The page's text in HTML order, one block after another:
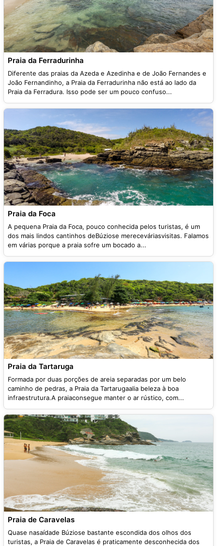
Praia da Ferradurinha
Diferente das praias da Azeda e Azedinha e de João Fernandes e
João Fernandinho, a Praia da Ferradurinha não está ao lado da
Praia da Ferradura. Isso pode ser um pouco confuso...
Praia da Foca
A pequena Praia da Foca, pouco conhecida pelos turistas, é um
dos mais lindos cantinhos deBúziose mereceváriasvisitas. Falamos
em várias porque a praia sofre um bocado a...
Praia da Tartaruga
Formada por duas porções de areia separadas por um belo
caminho de pedras, a Praia da Tartarugaalia beleza à boa
infraestrutura.A praiaconsegue manter o ar rústico, com...
Praia de Caravelas
Quase nasaídade Búziose bastante escondida dos olhos dos
turistas, a Praia de Caravelas é praticamente desconhecida dos